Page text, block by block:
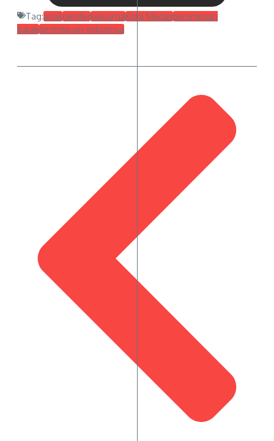
Tag:anakgenderkeluargaKota Medanperempuan
batakperempuan indonesia